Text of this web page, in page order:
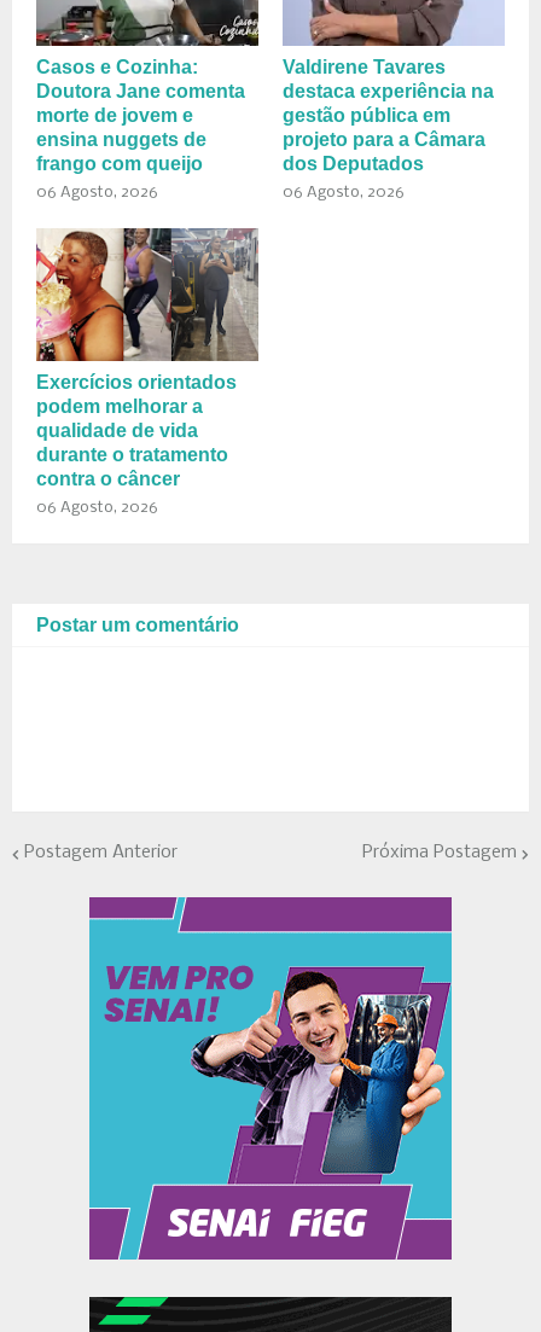
Casos e Cozinha:
Doutora Jane comenta
morte de jovem e
ensina nuggets de
frango com queijo
06 Agosto, 2026
Valdirene Tavares
destaca experiência na
gestão pública em
projeto para a Câmara
dos Deputados
06 Agosto, 2026
Exercícios orientados
podem melhorar a
qualidade de vida
durante o tratamento
contra o câncer
06 Agosto, 2026
Postar um comentário
Postagem Anterior Próxima Postagem